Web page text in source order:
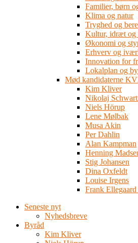
Familier, børn
Klima og natur
Tryghed og
Kultur, idræt og
Økonomi og
Erhverv og
Innovation for
Lokalplan og
Mød kandidaterne
Kim Kliver
Nikolaj
Niels Hörup
Lene Mølbak
Musa Akin
Per Dahlin
Alan Kampman
Henning
Stig Johansen
Dina Oxfeldt
Louise Irgens
Frank
Seneste nyt
Nyhedsbreve
Byråd
Kim Kliver